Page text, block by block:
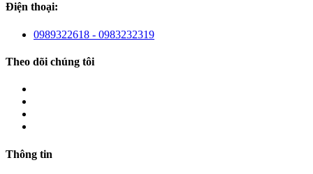
Điện thoại:
0989322618 - 0983232319
Theo dõi chúng tôi
Thông tin